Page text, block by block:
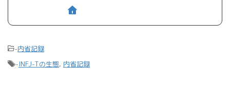
-内省記録
-INFJ-Tの生態, 内省記録